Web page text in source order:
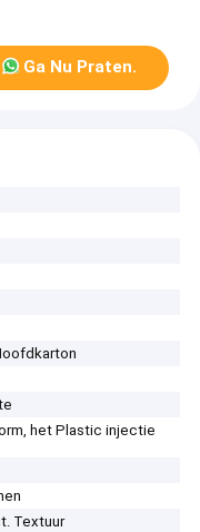
Ga Nu Praten.
het Plastic injectie
Textuur